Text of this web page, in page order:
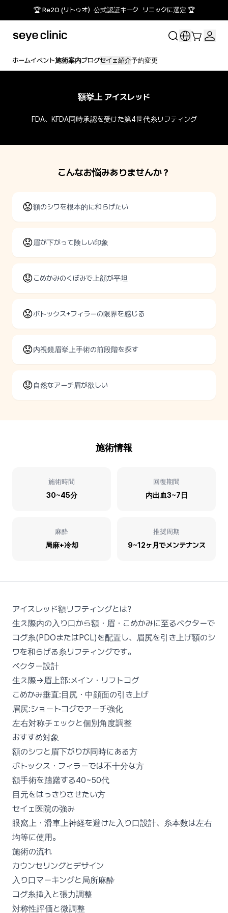
🏆 Re2O (リトゥオ）公式認証キーク リニックに選定 🏆
ホームイベント施術案内ブログセイェ紹介予約変更
額挙上 アイスレッド
FDA、KFDA同時承認を受けた第4世代糸リフティング
こんなお悩みありませんか？
😟額のシワを根本的に和らげたい
😟眉が下がって険しい印象
😟こめかみのくぼみで上顔が平坦
😟ボトックス+フィラーの限界を感じる
😟内視鏡眉挙上手術の前段階を探す
😟自然なアーチ眉が欲しい
施術情報
施術時間
30~45分
回復期間
内出血3~7日
麻酔
局麻+冷却
推奨周期
9~12ヶ月でメンテナンス
アイスレッド額リフティングとは?
生え際内の入り口から額・眉・こめかみに至るベクターで
コグ糸(PDOまたはPCL)を配置し、眉尻を引き上げ額のシ
ワを和らげる糸リフティングです。
ベクター設計
生え際→眉上部:メイン・リフトコグ
こめかみ垂直:目尻・中顔面の引き上げ
眉尻:ショートコグでアーチ強化
左右対称チェックと個別角度調整
おすすめ対象
額のシワと眉下がりが同時にある方
ボトックス・フィラーでは不十分な方
額手術を躊躇する40~50代
目元をはっきりさせたい方
セイェ医院の強み
眼窩上・滑車上神経を避けた入り口設計、糸本数は左右
均等に使用。
施術の流れ
カウンセリングとデザイン
入り口マーキングと局所麻酔
コグ糸挿入と張力調整
対称性評価と微調整